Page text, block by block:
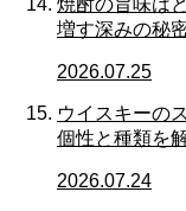
焼酎の旨味は
増す深みの秘
2026.07.25
ウイスキーの
個性と種類を
2026.07.24